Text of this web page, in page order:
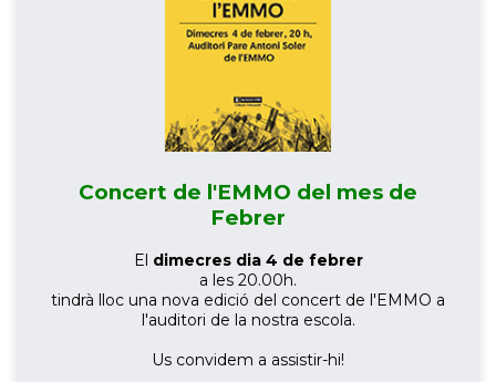
Concert de l'EMMO del mes de
Febrer
El dimecres dia 4 de febrer
a les 20.00h.
tindrà lloc una nova edició del concert de l'EMMO a
l'auditori de la nostra escola.
Us convidem a assistir-hi!